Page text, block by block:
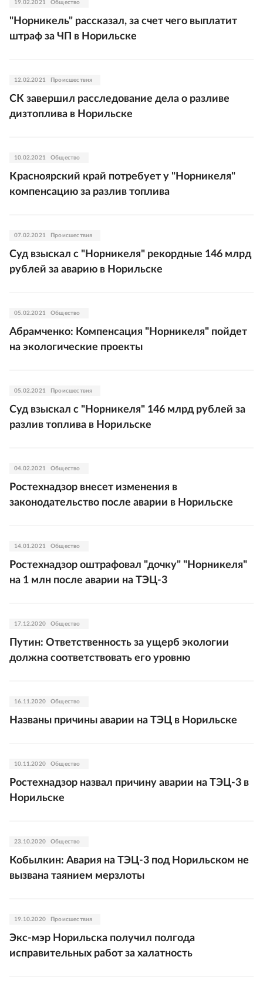
19.02.2021 Общество
"Норникель" рассказал, за счет чего выплатит
штраф за ЧП в Норильске
12.02.2021 Происшествия
СК завершил расследование дела о разливе
дизтоплива в Норильске
10.02.2021 Общество
Красноярский край потребует у "Норникеля"
компенсацию за разлив топлива
07.02.2021 Происшествия
Суд взыскал с "Норникеля" рекордные 146 млрд
рублей за аварию в Норильске
05.02.2021 Общество
Абрамченко: Компенсация "Норникеля" пойдет
на экологические проекты
05.02.2021 Происшествия
Суд взыскал с "Норникеля" 146 млрд рублей за
разлив топлива в Норильске
04.02.2021 Общество
Ростехнадзор внесет изменения в
законодательство после аварии в Норильске
14.01.2021 Общество
Ростехнадзор оштрафовал "дочку" "Норникеля"
на 1 млн после аварии на ТЭЦ-3
17.12.2020 Общество
Путин: Ответственность за ущерб экологии
должна соответствовать его уровню
16.11.2020 Общество
Названы причины аварии на ТЭЦ в Норильске
10.11.2020 Общество
Ростехнадзор назвал причину аварии на ТЭЦ-3 в
Норильске
23.10.2020 Общество
Кобылкин: Авария на ТЭЦ-3 под Норильском не
вызвана таянием мерзлоты
19.10.2020 Происшествия
Экс-мэр Норильска получил полгода
исправительных работ за халатность